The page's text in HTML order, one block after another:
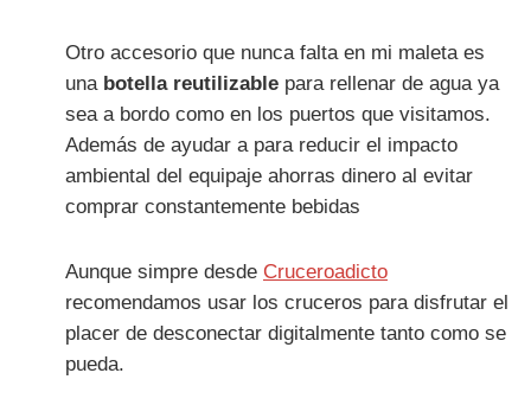
Otro accesorio que nunca falta en mi maleta es
una botella reutilizable para rellenar de agua ya
sea a bordo como en los puertos que visitamos.
Además de ayudar a para reducir el impacto
ambiental del equipaje ahorras dinero al evitar
comprar constantemente bebidas
Aunque simpre desde Cruceroadicto
recomendamos usar los cruceros para disfrutar el
placer de desconectar digitalmente tanto como se
pueda.